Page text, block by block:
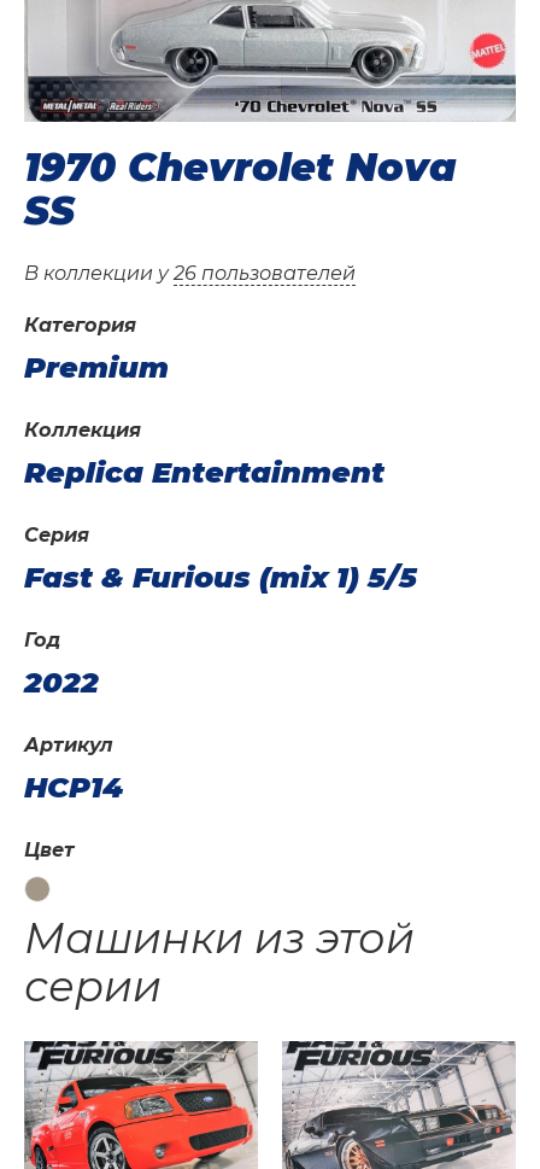
1970 Chevrolet Nova
SS
В коллекции у26 пользователей
Категория
Premium
Год
2022
Коллекция
Replica Entertainment
Артикул
HCP14
Серия
Fast & Furious (mix 1) 5/5
Цвет
Машинки из этой
серии